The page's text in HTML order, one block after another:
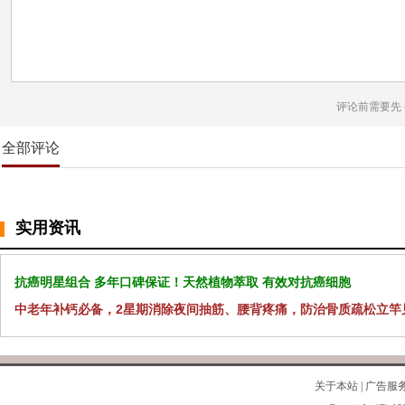
评论前需要先
全部评论
实用资讯
抗癌明星组合 多年口碑保证！天然植物萃取 有效对抗癌细胞
中老年补钙必备，2星期消除夜间抽筋、腰背疼痛，防治骨质疏松立竿
关于本站
广告服